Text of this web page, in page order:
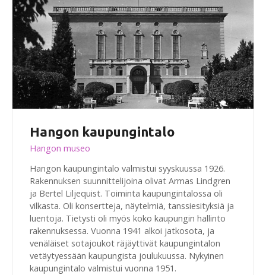
Hangon kaupungintalo
Hangon museo
Hangon kaupungintalo valmistui syyskuussa 1926.
Rakennuksen suunnittelijoina olivat Armas Lindgren
ja Bertel Liljequist. Toiminta kaupungintalossa oli
vilkasta. Oli konsertteja, näytelmiä, tanssiesityksiä ja
luentoja. Tietysti oli myös koko kaupungin hallinto
rakennuksessa. Vuonna 1941 alkoi jatkosota, ja
venäläiset sotajoukot räjäyttivät kaupungintalon
vetäytyessään kaupungista joulukuussa. Nykyinen
kaupungintalo valmistui vuonna 1951.